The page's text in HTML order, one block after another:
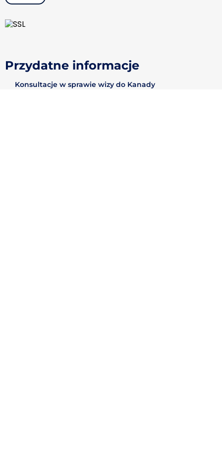
Przydatne informacje
Konsultacje w sprawie wizy do Kanady